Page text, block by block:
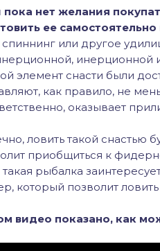
пока нет желания
ее
спиннинг или другое
инерционной
элемент снасти были
как правило, не
оказывает
ловить такой снастью
приобщиться к
такая рыбалка
который позволит
видео показано, как